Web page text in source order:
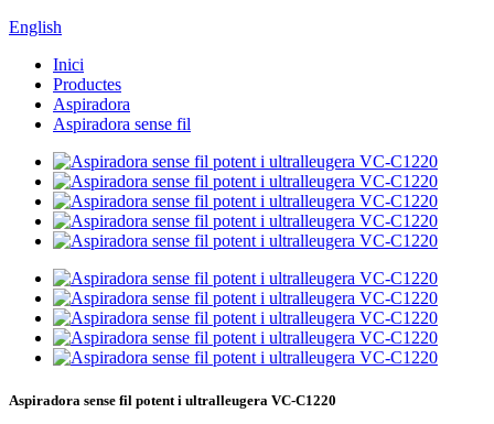
English
Inici
Productes
Aspiradora
Aspiradora sense fil
Aspiradora sense fil potent i ultralleugera VC-C1220